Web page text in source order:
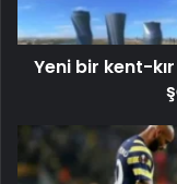
Yeni bir kent-